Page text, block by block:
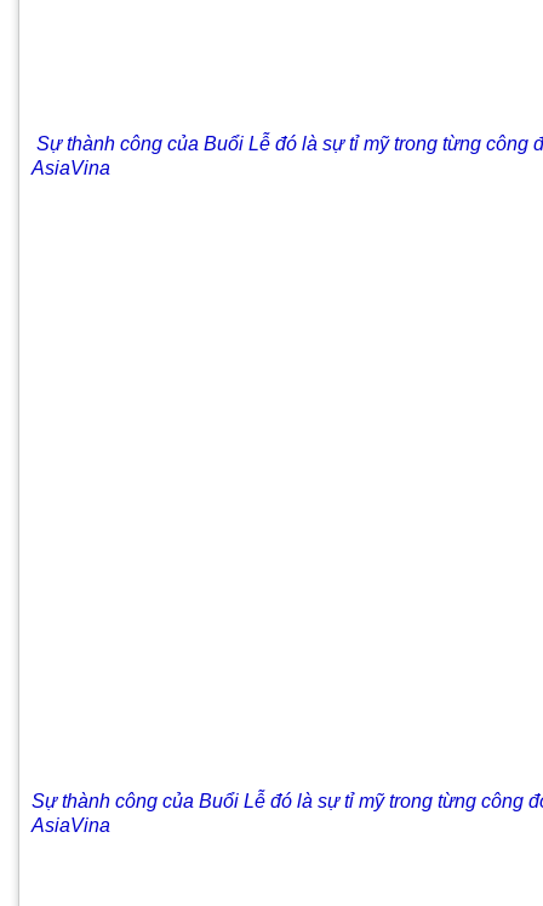
Sự thành công của Buổi Lễ đó là sự tỉ mỹ trong từng công
AsiaVina
Sự thành công của Buổi Lễ đó là sự tỉ mỹ trong từng công
AsiaVina